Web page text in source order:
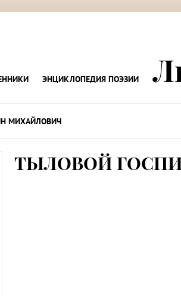
ЭНЦИКЛОПЕДИЯ ПОЭЗИИ
МИХАЙЛОВИЧ
ТЫЛОВОЙ